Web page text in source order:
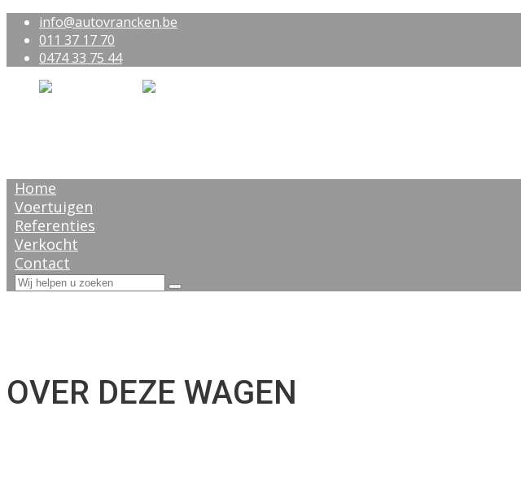
info@autovrancken.be
011 37 17 70
0474 33 75 44
Home
Voertuigen
Referenties
Verkocht
Contact
OVER DEZE WAGEN